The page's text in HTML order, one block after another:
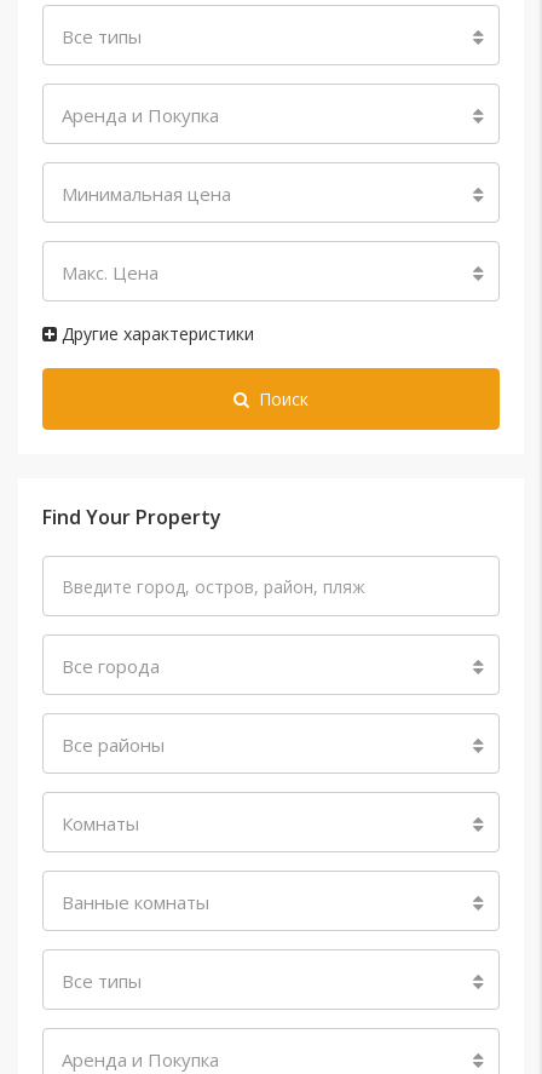
Все типы
Аренда и Покупка
Минимальная цена
Макс. Цена
Другие характеристики
Поиск
Find Your Property
Все города
Все районы
Комнаты
Ванные комнаты
Все типы
Аренда и Покупка